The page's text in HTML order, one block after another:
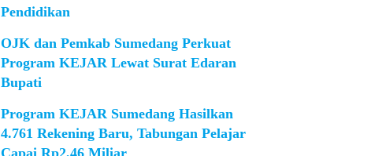
Pendidikan
OJK dan Pemkab Sumedang Perkuat
Program KEJAR Lewat Surat Edaran
Bupati
Program KEJAR Sumedang Hasilkan
4.761 Rekening Baru, Tabungan Pelajar
Capai Rp2,46 Miliar